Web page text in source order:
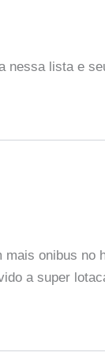
nessa lista e
mais onibus no
a super